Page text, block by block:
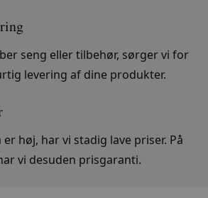
seng eller tilbehør, sørger vi for
levering af dine produkter.
høj, har vi stadig lave priser. På
vi desuden prisgaranti.